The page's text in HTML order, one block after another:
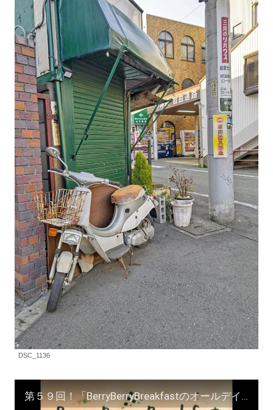
DSC_1136
第５９回！「BerryBerryBreakfastのオールデイズ直江津Radio」ヨーグルト田中とDJシューカイ